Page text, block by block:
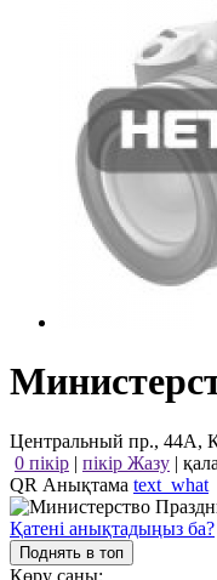
Центральный пр., 44А,
0 пікір | пікір Жазу |
QR Анықтама text_what
Қатені анықтадыңыз ба?
Поднять в топ
Көру саны: